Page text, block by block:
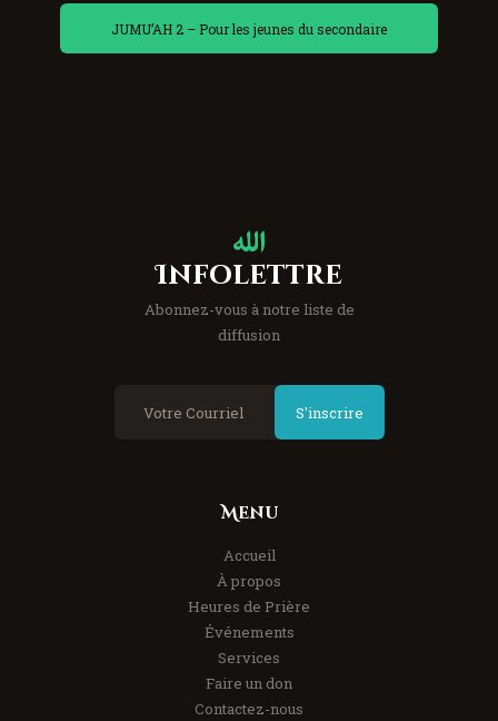
JUMU’AH 2 – Pour les jeunes du secondaire
Infolettre
Abonnez-vous à notre liste de
diffusion
S'inscrire
Menu
Accueil
À propos
Heures de Prière
Événements
Services
Faire un don
Contactez-nous